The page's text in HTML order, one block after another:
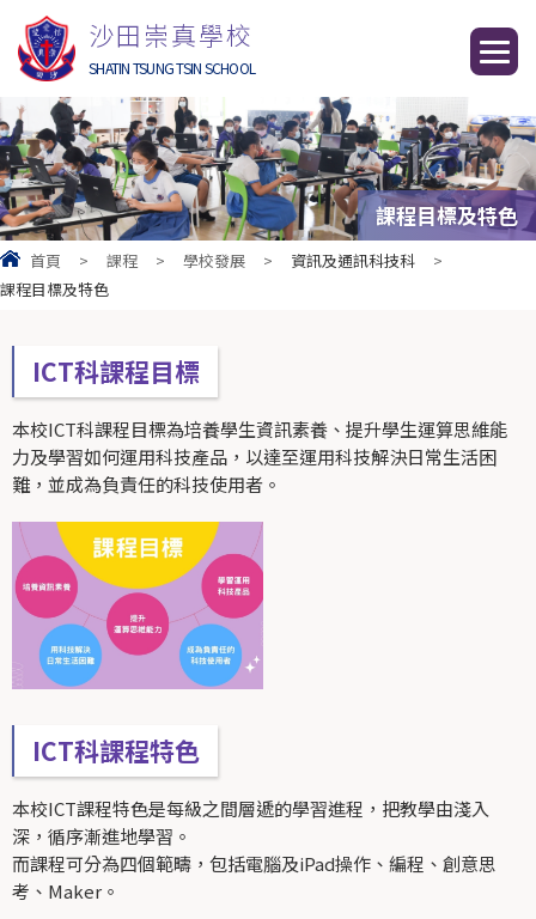
沙田崇真學校
SHATIN TSUNG TSIN SCHOOL
課程目標及特色
首頁 > 課程 > 學校發展 > 資訊及通訊科技科
>
課程目標及特色
ICT科課程目標
本校ICT科課程目標為培養學生資訊素養、提升學生運算思維能
力及學習如何運用科技產品，以達至運用科技解決日常生活困
難，並成為負責任的科技使用者。
ICT科課程特色
本校ICT課程特色是每級之間層遞的學習進程，把教學由淺入
深，循序漸進地學習。
而課程可分為四個範疇，包括電腦及iPad操作、編程、創意思
考、Maker。